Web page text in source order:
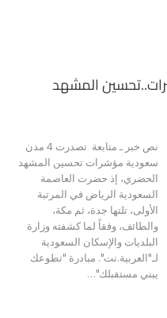
المشهد
نص خبر ـ متابعة تصدرت 4 مدن
سعودية مؤشرات تحسين المشهد
الحضري، إذ حضرت العاصمة
السعودية الرياض في المرتبة
الأولى، تلتها جدة، ثم مكة،
والطائف، وفقاً لما كشفته وزارة
البلديات والإسكان السعودية
لـ"العربية.نت". مبادرة "تطوعك
يبني مستقبلك"…